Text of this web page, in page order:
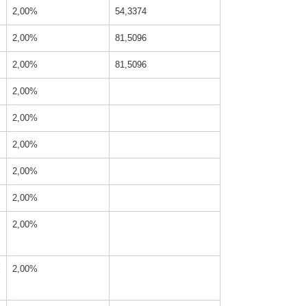
2,00% 54,3374
2,00% 81,5096
2,00% 81,5096
2,00%
2,00%
2,00%
2,00%
2,00%
2,00%
2,00%